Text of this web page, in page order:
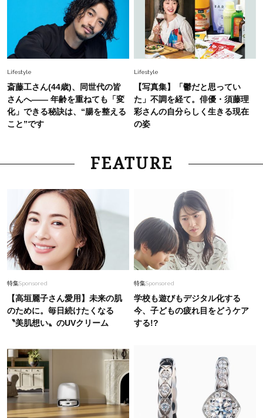
Lifestyle
斎藤工さん(44歳)、同世代の皆
さんへ―― 年齢を重ねても「変
化」できる秘訣は、“腸を整える
こと”です
Lifestyle
【写真集】「鬱だと思ってい
た」不調を経て。俳優・須藤理
彩さんの自分らしく生きる現在
の姿
FEATURE
特集Sponsored
【高垣麗子さん愛用】未来の肌
のために。毎日続けたくなる
〝美肌想い〟のUVクリーム
特集Sponsored
学校も遊びもデジタル化する
今、子どもの疲れ目をどうケア
する!?